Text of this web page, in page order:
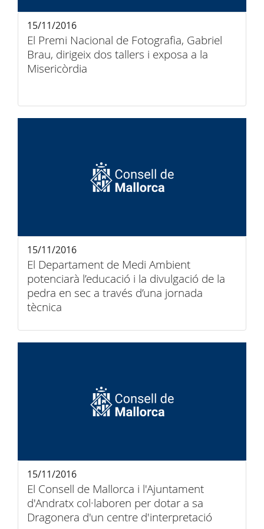
El Premi Nacional de Fotografia, Gabriel
Brau, dirigeix dos tallers i exposa a la
Misericòrdia
15/11/2016
El Departament de Medi Ambient
potenciarà l’educació i la divulgació de la
pedra en sec a través d’una jornada
tècnica
15/11/2016
El Consell de Mallorca i l'Ajuntament
d'Andratx col·laboren per dotar a sa
Dragonera d'un centre d'interpretació
15/11/2016